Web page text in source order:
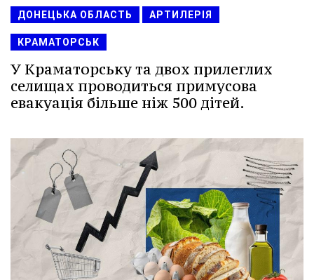
ДОНЕЦЬКА ОБЛАСТЬ АРТИЛЕРІЯ
КРАМАТОРСЬК
У Краматорську та двох прилеглих
селищах проводиться примусова
евакуація більше ніж 500 дітей.